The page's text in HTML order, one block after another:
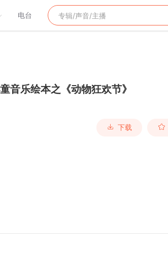
电台
音乐绘本之《动物狂欢节》
下载